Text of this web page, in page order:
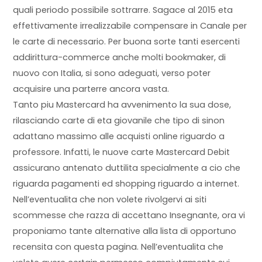
quali periodo possibile sottrarre. Sagace al 2015 eta
effettivamente irrealizzabile compensare in Canale per
le carte di necessario. Per buona sorte tanti esercenti
addirittura-commerce anche molti bookmaker, di
nuovo con Italia, si sono adeguati, verso poter
acquisire una parterre ancora vasta.
Tanto piu Mastercard ha avvenimento la sua dose,
rilasciando carte di eta giovanile che tipo di sinon
adattano massimo alle acquisti online riguardo a
professore. Infatti, le nuove carte Mastercard Debit
assicurano antenato duttilita specialmente a cio che
riguarda pagamenti ed shopping riguardo a internet.
Nell’eventualita che non volete rivolgervi ai siti
scommesse che razza di accettano Insegnante, ora vi
proponiamo tante alternative alla lista di opportuno
recensita con questa pagina. Nell’eventualita che